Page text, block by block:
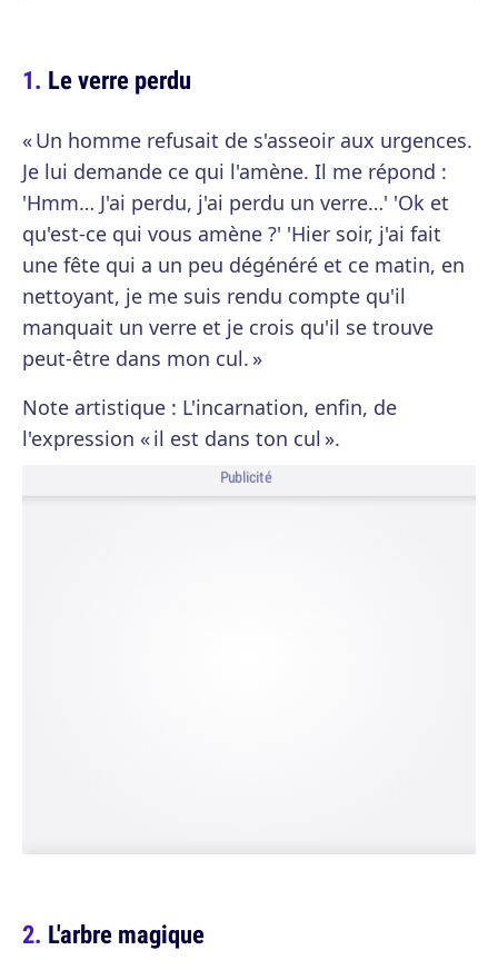
Le verre perdu
« Un homme refusait de s'asseoir aux urgences.
Je lui demande ce qui l'amène. Il me répond :
'Hmm… J'ai perdu, j'ai perdu un verre…' 'Ok et
qu'est-ce qui vous amène ?' 'Hier soir, j'ai fait
une fête qui a un peu dégénéré et ce matin, en
nettoyant, je me suis rendu compte qu'il
manquait un verre et je crois qu'il se trouve
peut-être dans mon cul. »
Note artistique : L'incarnation, enfin, de
l'expression « il est dans ton cul ».
Publicité
L'arbre magique